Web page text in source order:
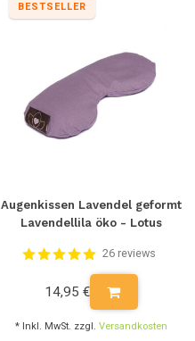
BESTSELLER
Augenkissen Lavendel geformt
Lavendellila öko - Lotus
26 reviews
14,95 €
* Inkl. MwSt. zzgl. Versandkosten